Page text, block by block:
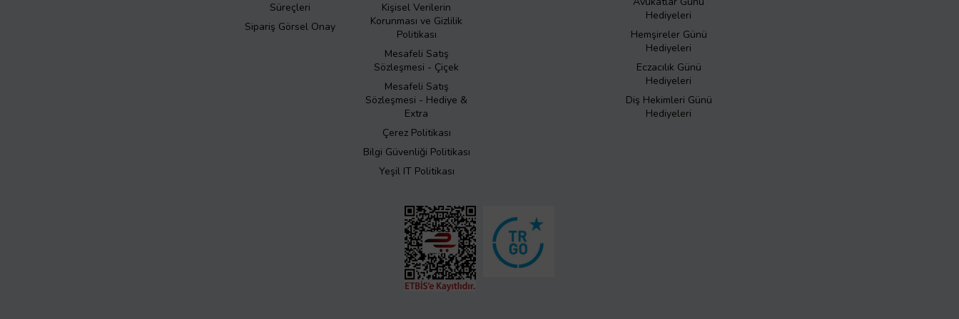
Süreçleri
Sipariş Görsel Onay
Kişisel Verilerin
Korunması ve Gizlilik
Politikası
Mesafeli Satış
Sözleşmesi - Çiçek
Mesafeli Satış
Sözleşmesi - Hediye &
Extra
Çerez Politikası
Bilgi Güvenliği Politikası
Yeşil IT Politikası
Hediyeleri
Hemşireler Günü
Hediyeleri
Eczacılık Günü
Hediyeleri
Diş Hekimleri Günü
Hediyeleri